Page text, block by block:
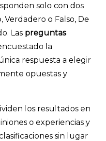
solo con dos
Verdadero o Falso, De
Las preguntas
la
respuesta a elegir
opuestas y
los resultados en
o experiencias y
sin lugar